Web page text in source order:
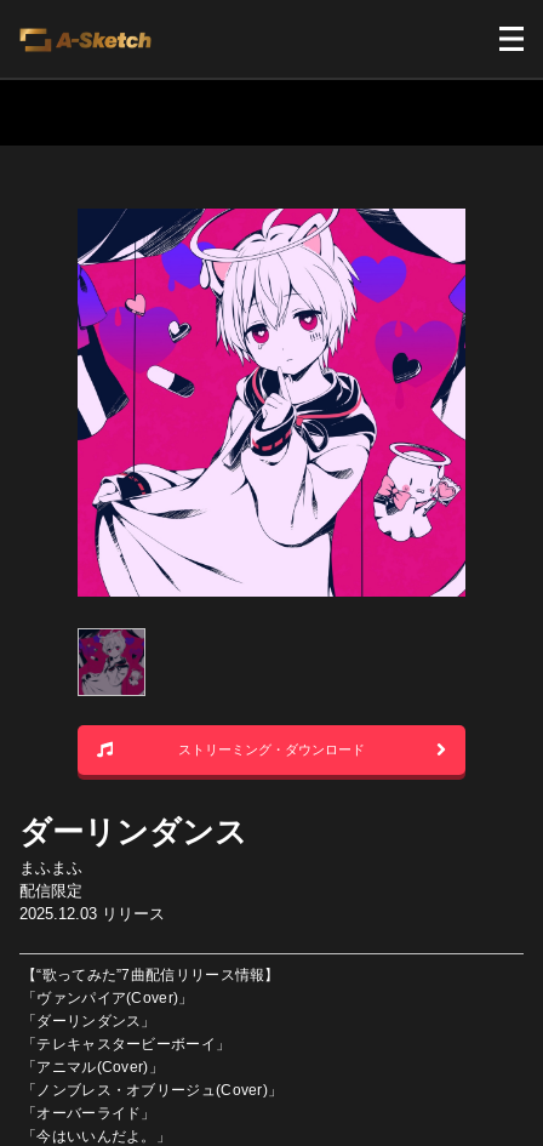
ストリーミング・ダウンロード
ダーリンダンス
まふまふ
配信限定
2025.12.03 リリース
【“歌ってみた”7曲配信リリース情報】
「ヴァンパイア(Cover)」
「ダーリンダンス」
「テレキャスタービーボーイ」
「アニマル(Cover)」
「ノンブレス・オブリージュ(Cover)」
「オーバーライド」
「今はいいんだよ。」